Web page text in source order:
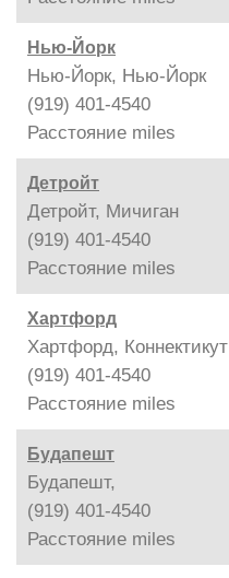
Нью-Йорк
Нью-Йорк, Нью-Йорк
(919) 401-4540
Расстояние miles
Детройт
Детройт, Мичиган
(919) 401-4540
Расстояние miles
Хартфорд
Хартфорд, Коннектикут
(919) 401-4540
Расстояние miles
Будапешт
Будапешт,
(919) 401-4540
Расстояние miles